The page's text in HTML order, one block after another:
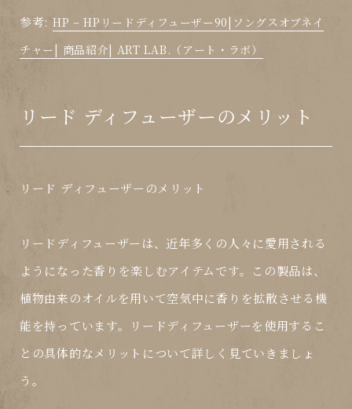
参考: HP – HPリードディフューザー90|ソングスオブネイ
チャー| 商品紹介| ART LAB.（アート・ラボ）
リード ディフューザーのメリット
リード ディフューザーのメリット
リードディフューザーは、近年多くの人々に愛用される
ようになった香りを楽しむアイテムです。この製品は、
植物由来のオイルを用いて空気中に香りを拡散させる機
能を持っています。リードディフューザーを使用するこ
との具体的なメリットについて詳しく見ていきましょ
う。